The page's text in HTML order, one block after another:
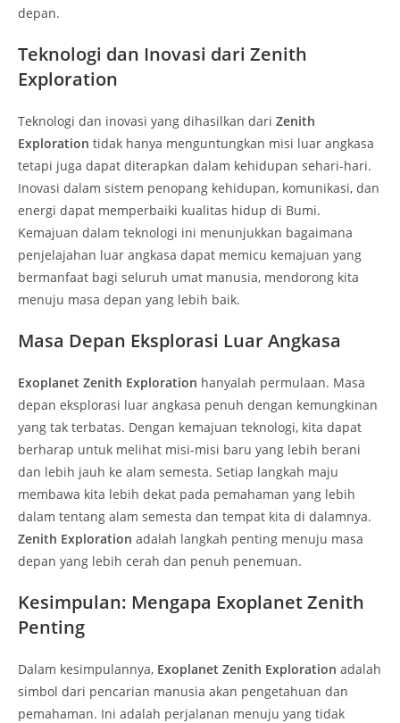
depan.
Teknologi dan Inovasi dari Zenith
Exploration
Teknologi dan inovasi yang dihasilkan dari Zenith
Exploration tidak hanya menguntungkan misi luar angkasa
tetapi juga dapat diterapkan dalam kehidupan sehari-hari.
Inovasi dalam sistem penopang kehidupan, komunikasi, dan
energi dapat memperbaiki kualitas hidup di Bumi.
Kemajuan dalam teknologi ini menunjukkan bagaimana
penjelajahan luar angkasa dapat memicu kemajuan yang
bermanfaat bagi seluruh umat manusia, mendorong kita
menuju masa depan yang lebih baik.
Masa Depan Eksplorasi Luar Angkasa
Exoplanet Zenith Exploration hanyalah permulaan. Masa
depan eksplorasi luar angkasa penuh dengan kemungkinan
yang tak terbatas. Dengan kemajuan teknologi, kita dapat
berharap untuk melihat misi-misi baru yang lebih berani
dan lebih jauh ke alam semesta. Setiap langkah maju
membawa kita lebih dekat pada pemahaman yang lebih
dalam tentang alam semesta dan tempat kita di dalamnya.
Zenith Exploration adalah langkah penting menuju masa
depan yang lebih cerah dan penuh penemuan.
Kesimpulan: Mengapa Exoplanet Zenith
Penting
Dalam kesimpulannya, Exoplanet Zenith Exploration adalah
simbol dari pencarian manusia akan pengetahuan dan
pemahaman. Ini adalah perjalanan menuju yang tidak